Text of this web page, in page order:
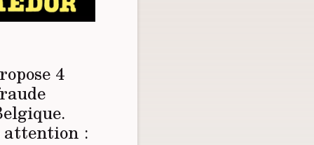
4
attention :